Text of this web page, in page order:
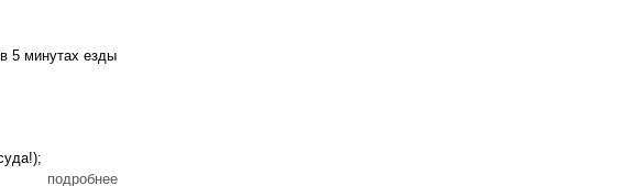
5 минутах езды
подробнее